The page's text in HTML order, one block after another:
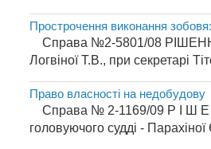
Прострочення виконання
Справа №2-5801/08 РІШЕННЯ
Логвіної Т.В., при секретарі
Право власності на недобудову
Справа № 2-1169/09 Р І Ш Е
головуючого судді -